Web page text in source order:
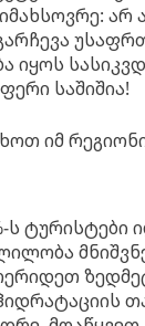
არ
იყოს
საშიშია!
იმ
ს ტურისტები